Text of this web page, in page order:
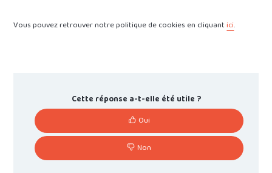
Vous pouvez retrouver notre politique de cookies en cliquantici.
Cette réponse a-t-elle été utile ?
Oui
Non